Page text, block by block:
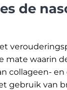
de
waarin
collageen-
gebruik van